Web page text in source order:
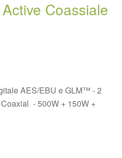
Coassiale
AES/EBU e GLM™ - 2
- 500W + 150W +